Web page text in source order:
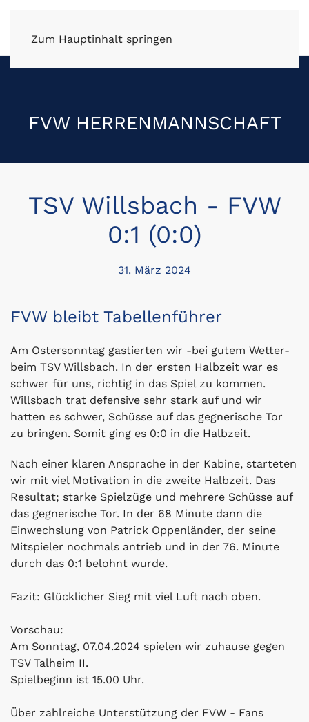
Zum Hauptinhalt springen
FVW HERRENMANNSCHAFT
TSV Willsbach - FVW
0:1 (0:0)
31. März 2024
FVW bleibt Tabellenführer
Am Ostersonntag gastierten wir -bei gutem Wetter-
beim TSV Willsbach. In der ersten Halbzeit war es
schwer für uns, richtig in das Spiel zu kommen.
Willsbach trat defensive sehr stark auf und wir
hatten es schwer, Schüsse auf das gegnerische Tor
zu bringen. Somit ging es 0:0 in die Halbzeit.
Nach einer klaren Ansprache in der Kabine, starteten
wir mit viel Motivation in die zweite Halbzeit. Das
Resultat; starke Spielzüge und mehrere Schüsse auf
das gegnerische Tor. In der 68 Minute dann die
Einwechslung von Patrick Oppenländer, der seine
Mitspieler nochmals antrieb und in der 76. Minute
durch das 0:1 belohnt wurde.
Fazit: Glücklicher Sieg mit viel Luft nach oben.
Vorschau:
Am Sonntag, 07.04.2024 spielen wir zuhause gegen
TSV Talheim II.
Spielbeginn ist 15.00 Uhr.
Über zahlreiche Unterstützung der FVW - Fans